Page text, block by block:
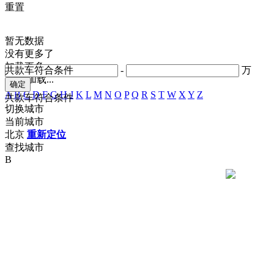
- 万
共款车符合条件
共款车符合条件
重置
暂无数据
没有更多了
加载更多
正在加载...
A B C D F G H J K L M N O P Q R S T W X Y Z
切换城市
当前城市
北京 重新定位
查找城市
B